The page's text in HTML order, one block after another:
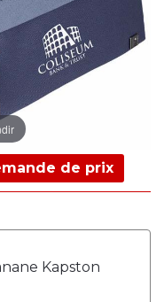
de prix
Kapston